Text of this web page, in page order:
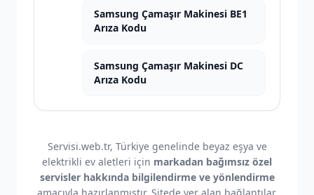
Samsung Çamaşır Makinesi BE1
Arıza Kodu
Samsung Çamaşır Makinesi DC
Arıza Kodu
Servisi.web.tr, Türkiye genelinde beyaz eşya ve
elektrikli ev aletleri için markadan bağımsız özel
servisler hakkında bilgilendirme ve yönlendirme